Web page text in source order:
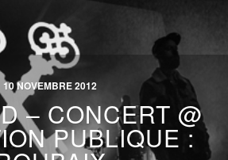
10 NOVEMBRE 2012
– CONCERT @
PUBLIQUE :